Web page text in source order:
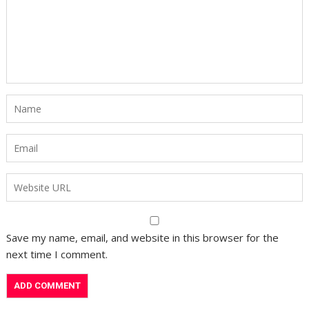
Save my name, email, and website in this browser for the
next time I comment.